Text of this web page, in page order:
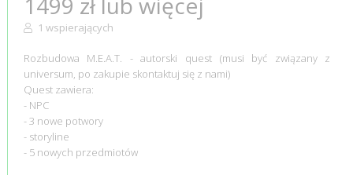
1 wspierających
Rozbudowa M.E.A.T. - autorski quest (musi być związany z
universum, po zakupie skontaktuj się z nami)
Quest zawiera:
- NPC
- 3 nowe potwory
- storyline
- 5 nowych przedmiotów